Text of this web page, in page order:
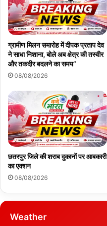
ग्रामीण मिलन समारोह में दीपक प्रताप देव
ने साधा निशाना, बोले अब क्षेत्र की तस्वीर
और तकदीर बदलने का समय”
08/08/2026
छतरपुर जिले की शराब दुकानों पर आबकारी
का एक्शन
08/08/2026
Weather